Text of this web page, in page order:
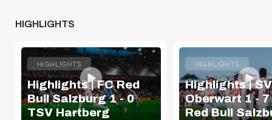
HIGHLIGHTS
HIGHLIGHTS
Highlights | FC Red
Bull Salzburg 1 - 0
TSV Hartberg
HIGHLIGHTS
Highlights | SV
Oberwart 1 - 7
Red Bull